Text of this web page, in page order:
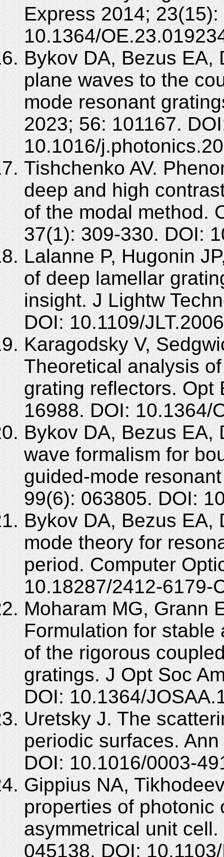
Express 2014;
10.1364/
Bykov DA, Bezus EA,
plane waves to the
mode resonant
2023; 56: 101167.
10.1016/
Tishchenko AV.
deep and high
of the modal method.
37(1): 309-330. DOI:
Lalanne P, Hugonin
of deep lamellar
insight. J Lightw
DOI: 10.1109/
Karagodsky V,
Theoretical analysis
grating reflectors. Opt
16988. DOI: 10.1364/
Bykov DA, Bezus EA,
wave formalism for
guided-mode
99(6): 063805. DOI:
Bykov DA, Bezus EA,
mode theory for
period. Computer
10.18287/2412-6179-
Moharam MG, Grann
Formulation for
of the rigorous
gratings. J Opt Soc
DOI: 10.1364/
Uretsky J. The
periodic surfaces.
DOI: 10.1016/0003-
Gippius NA,
properties of photonic
asymmetrical unit
045138. DOI: